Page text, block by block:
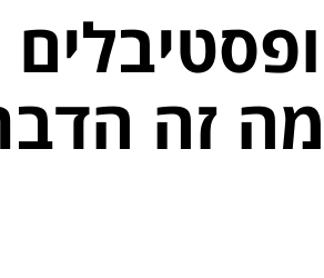
זה